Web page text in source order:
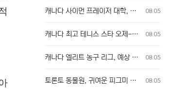
캐나다 사이먼 프레이저 대학, 48명의 신입생으로 새 의과대학 개교 08.05
캐나다 최고 테니스 스타 오제-알리아심, 훈련 중 허리 부상으로 내셔널 오픈 기권 08.05
캐나다 엘리트 농구 리그, 예상 밖의 전력 누수로 우승 경쟁 판도 변화 08.05
토론토 동물원, 귀여운 피그미 하마 새끼 탄생 08.05